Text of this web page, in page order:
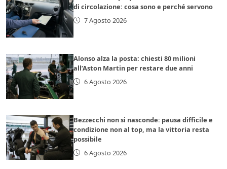
di circolazione: cosa sono e perché servono
7 Agosto 2026
Alonso alza la posta: chiesti 80 milioni
all’Aston Martin per restare due anni
6 Agosto 2026
Bezzecchi non si nasconde: pausa difficile e
condizione non al top, ma la vittoria resta
possibile
6 Agosto 2026